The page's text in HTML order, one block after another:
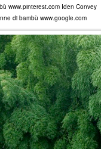
www.pinterest.com Iden Convey
di bambù www.google.com